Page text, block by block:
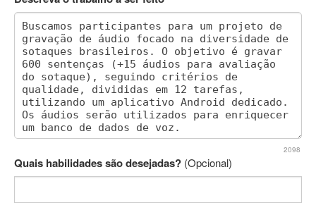
2098
Quais habilidades são desejadas? (Opcional)